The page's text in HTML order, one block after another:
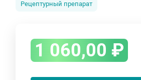
Рецептурный препарат
1 060,00 ₽